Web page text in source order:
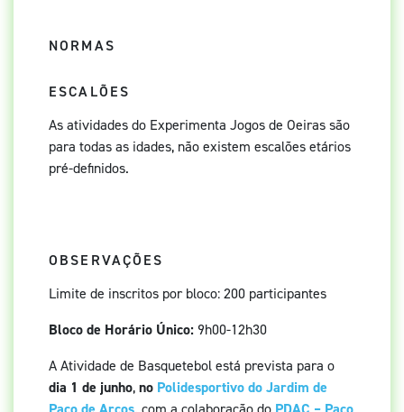
NORMAS
ESCALÕES
As atividades do Experimenta Jogos de Oeiras são
para todas as idades, não existem escalões etários
pré-definidos.
OBSERVAÇÕES
Limite de inscritos por bloco: 200 participantes
Bloco de Horário Único:9h00-12h30
A Atividade de Basquetebol está prevista para o
dia 1 de junho,no Polidesportivo do Jardim de